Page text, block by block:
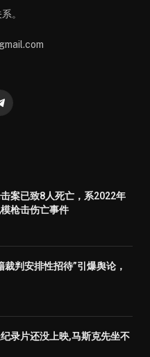
。
案已致8人死亡，系2022年
枪击伤亡事件
裁判安排性招待”引爆舆论，
录片还没上映,马斯克先坐不